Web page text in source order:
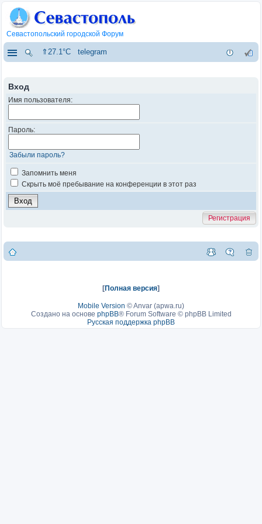
Севастопольский городской Форум
⇑27.1°C telegram
Вход
Имя пользователя:
Пароль:
Забыли пароль?
Запомнить меня
Скрыть моё пребывание на конференции в этот раз
Регистрация
[Полная версия]
Mobile Version ©Anvar (apwa.ru)
Создано на основе phpBB® Forum Software © phpBB Limited
Русская поддержка phpBB